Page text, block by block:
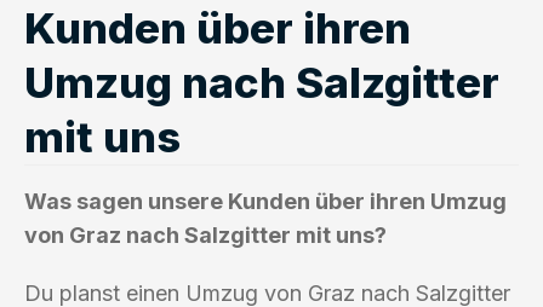
Kunden über ihren
Umzug nach Salzgitter
mit uns
Was sagen unsere Kunden über ihren Umzug
von Graz nach Salzgitter mit uns?
Du planst einen Umzug von Graz nach Salzgitter